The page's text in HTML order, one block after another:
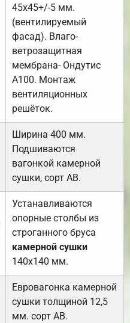
45х45+/-5 мм.
(вентилируемый
фасад). Влаго-
ветрозащитная
мембрана- Ондутис
А100. Монтаж
вентиляционных
решёток.
Ширина 400 мм.
Подшиваются
вагонкой камерной
сушки, сорт АВ.
Устанавливаются
опорные столбы из
строганного бруса
камерной сушки
140х140 мм.
Евровагонка камерной
сушки толщиной 12,5
мм. сорт АВ.